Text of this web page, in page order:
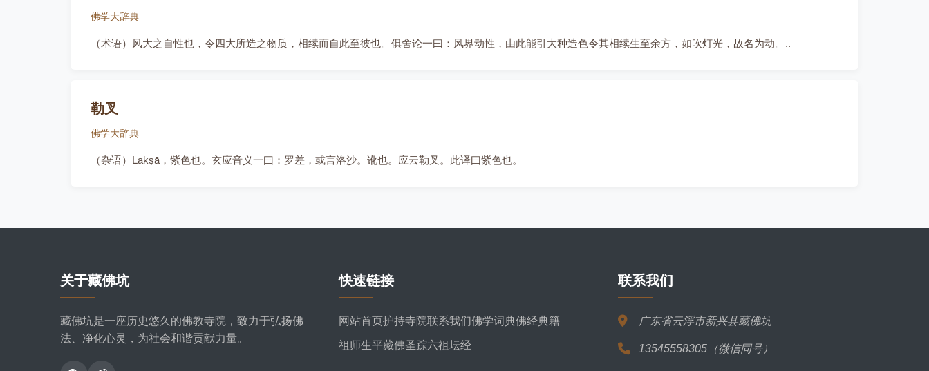
佛学大辞典
（术语）风大之自性也，令四大所造之物质，相续而自此至彼也。俱舍论一曰：风界动性，由此能引大种造色令其相续生至余方，如吹灯光，故名为动。..
勒叉
佛学大辞典
（杂语）Lakṣā，紫色也。玄应音义一曰：罗差，或言洛沙。讹也。应云勒叉。此译曰紫色也。
关于藏佛坑
藏佛坑是一座历史悠久的佛教寺院，致力于弘扬佛
法、净化心灵，为社会和谐贡献力量。
快速链接
网站首页护持寺院联系我们佛学词典佛经典籍
祖师生平藏佛圣踪六祖坛经
联系我们
广东省云浮市新兴县藏佛坑
13545558305（微信同号）